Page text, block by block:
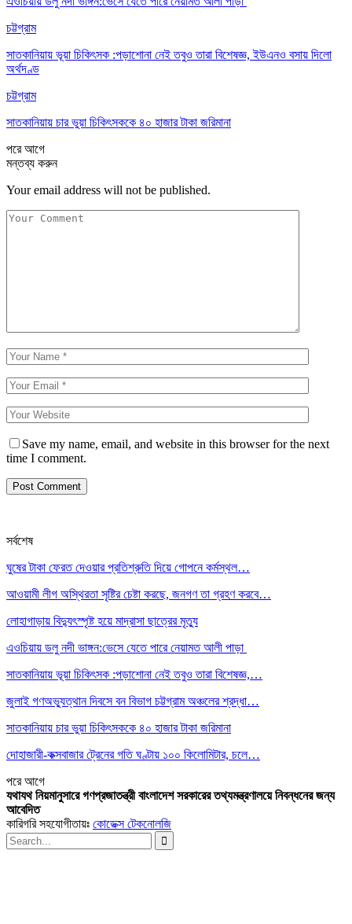
চট্টগ্রাম
সাতকানিয়ায় ভূয়া চিকিৎসক :পড়াশোনা নেই তবুও তারা বিশেষজ্ঞ, ইউএনও বসায় দিলো
অর্থদণ্ড
চট্টগ্রাম
সাতকানিয়ায় চার ভুয়া চিকিৎসককে ৪০ হাজার টাকা জরিমানা
পরেআগে
মন্তব্য করুন
Your email address will not be published.
Save my name, email, and website in this browser for the next
time I comment.
সর্বশেষ
ঘুষের টাকা ফেরত দেওয়ার প্রতিশ্রুতি দিয়ে গোপনে কর্মস্থল…
আওয়ামী লীগ অস্থিরতা সৃষ্টির চেষ্টা করছে, জনগণ তা গ্রহণ করবে…
লোহাগাড়ায় বিদ্যুৎস্পৃষ্ট হয়ে মাদ্রাসা ছাত্রের মৃত্যু
এওচিয়ায় ডলু নদী ভাঙ্গন:ভেসে যেতে পারে নেয়ামত আলী পাড়া
সাতকানিয়ায় ভূয়া চিকিৎসক :পড়াশোনা নেই তবুও তারা বিশেষজ্ঞ,…
জুলাই গণঅভ্যুত্থান দিবসে বন বিভাগ চট্টগ্রাম অঞ্চলের শ্রদ্ধা…
সাতকানিয়ায় চার ভুয়া চিকিৎসককে ৪০ হাজার টাকা জরিমানা
দোহাজারী-কক্সবাজার ট্রেনের গতি ঘণ্টায় ১০০ কিলোমিটার, চলে…
পরেআগে
যথাযথ নিয়মানুসারে গণপ্রজাতন্ত্রী বাংলাদেশ সরকারের তথ্যমন্ত্রণালয়ে নিবন্ধনের জন্য
আবেদিত
কারিগরি সহযোগীতায়ঃ কোডেক্স টেকনোলজি